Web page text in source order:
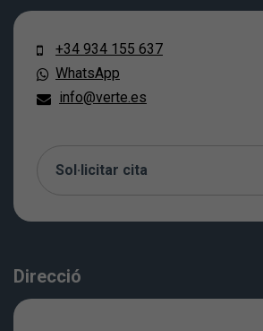
+34 934 155 637
WhatsApp
info@verte.es
Sol·licitar cita
Direcció